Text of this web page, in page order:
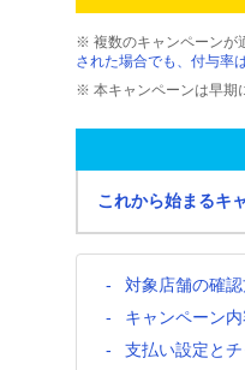
※ 複数のキャンペーンが
された場合でも、付与率
※ 本キャンペーンは早期
これから始まるキ
対象店舗の確
キャンペーン内
支払い設定と